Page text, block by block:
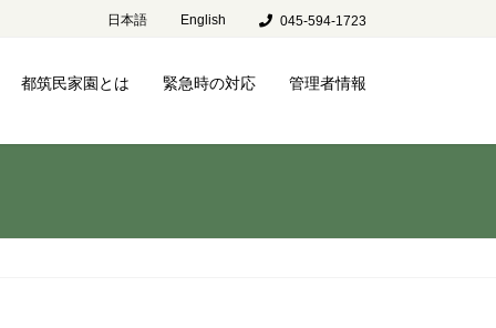
日本語 English 045-594-1723
都筑民家園とは 緊急時の対応 管理者情報